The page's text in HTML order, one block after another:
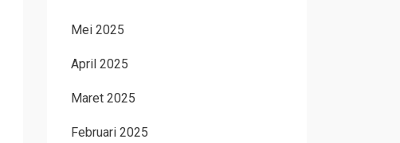
Mei 2025
April 2025
Maret 2025
Februari 2025